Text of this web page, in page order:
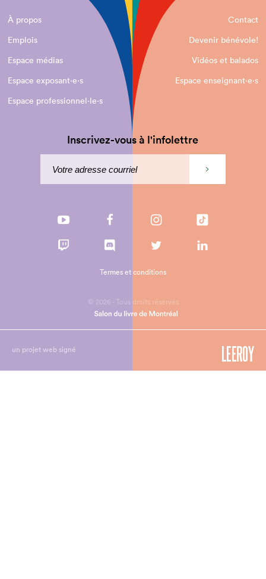
À propos
Contact
Emplois
Devenir bénévole!
Espace médias
Vidéos et balados
Espace exposant·e⋅s
Espace enseignant·e⋅s
Espace professionnel·le⋅s
Inscrivez-vous à l'infolettre
© 2026 - Tous droits réservés
Termes et conditions
un projet web signé